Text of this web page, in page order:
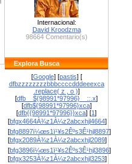
Internacional:
David Kroodzma
98664 Comentario(s)
Explora Busca
[Google] [pastis] [
dfbzzzzzzzzbbbccccdddeeexca
.replace( z , o )]
[dfb__${98991*97996}__::.x]
[dfb${98991*97996}xca]
[dfb{{98991*97996}}xca] [1]
[bfgx4664À¾z1À¼z2abcxhjl4664]
[bfg8897ï¼œs1ï¹¥s2Êºs3Ê¹hjl8897]
[bfgx2089À¾z1À¼z2abcxhjl2089]
[bfg3896ï¼œs1ï¹¥s2Êºs3Ê¹hjl3896]
[bfgx3253À¾z1À¼z2abcxhjl3253]